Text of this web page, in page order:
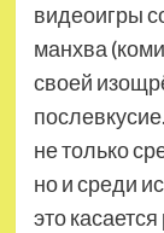
видеоигры
манхва
своей
не только
но и среди
это